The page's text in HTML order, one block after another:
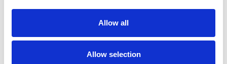
Allow all
Allow selection